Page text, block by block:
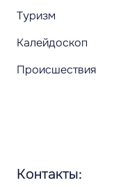
Туризм
Калейдоскоп
Происшествия
Контакты: